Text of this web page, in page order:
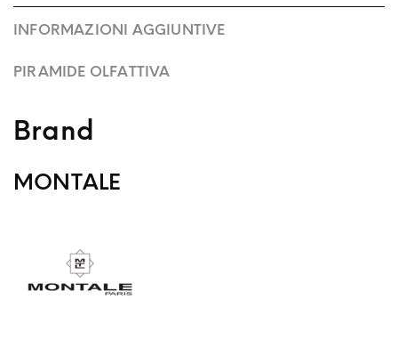
INFORMAZIONI AGGIUNTIVE
PIRAMIDE OLFATTIVA
Brand
MONTALE